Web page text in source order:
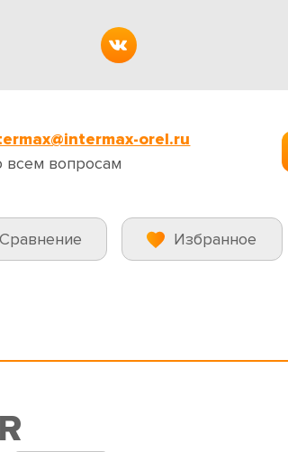
orel.ru
всем вопросам
Сравнение Избранное